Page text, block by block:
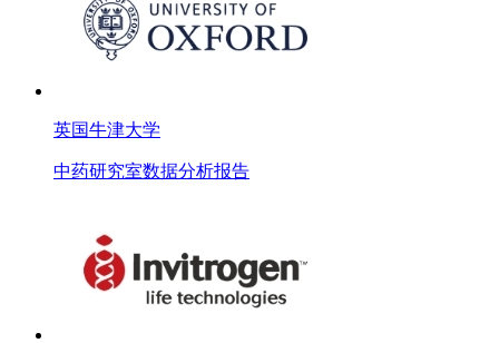
英国牛津大学
中药研究室数据分析报告